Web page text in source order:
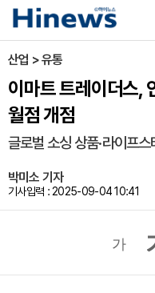
산업 > 유통
이마트 트레이더스,
월점 개점
글로벌 소싱 상품·라이프
박미소 기자
기사입력 : 2025-09-04 10:41
가